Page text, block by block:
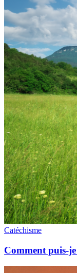
Catéchisme
Comment puis-